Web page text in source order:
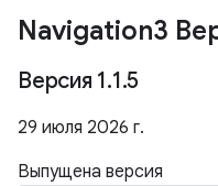
Navigation3
Версия 1.1.5
29 июля 2026 г.
Выпущена версия